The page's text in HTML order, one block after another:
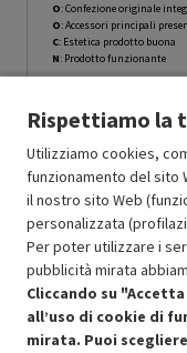
O: Confezione originale
O: Accessori principali
C: Estetica prodotto buona
N: Prodotto funzionante
Ricondizionato
In Promozione
Risparmio garantito
Rispettiamo la
Utilizziamo cookies,
funzionamento del sito
il nostro sito Web
personalizzata
Per poter utilizzare i
pubblicità mirata
Cliccando su
all’uso di cookie di
mirata. Puoi